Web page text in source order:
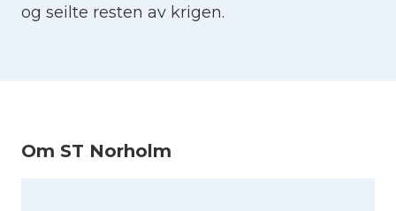
og seilte resten av krigen.
Om ST Norholm